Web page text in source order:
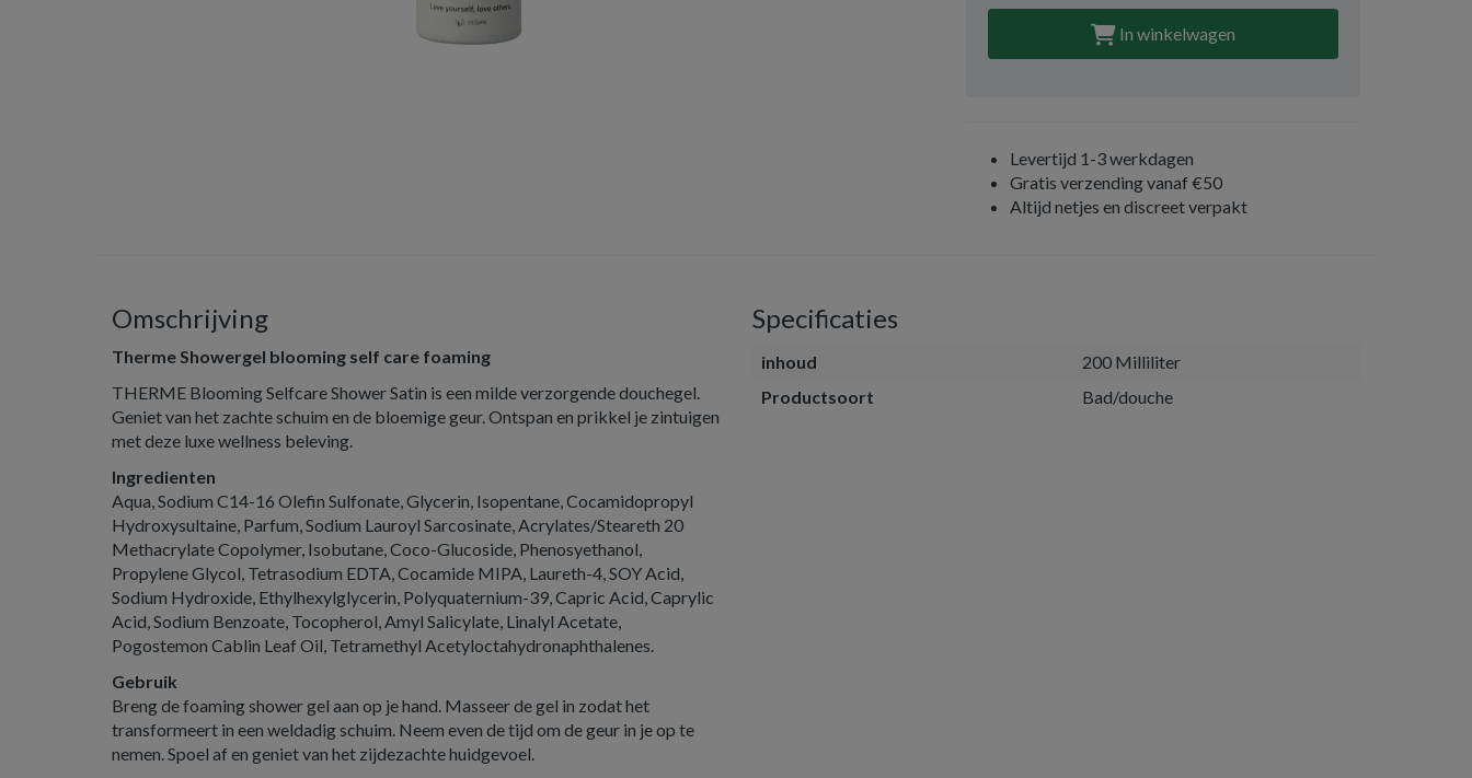
In winkelwagen
Levertijd 1-3 werkdagen
Gratis verzending vanaf €50
Altijd netjes en discreet verpakt
Omschrijving
Therme Showergel blooming self care foaming
THERME Blooming Selfcare Shower Satin is een milde verzorgende douchegel.
Geniet van het zachte schuim en de bloemige geur. Ontspan en prikkel je zintuigen
met deze luxe wellness beleving.
Ingredienten
Aqua, Sodium C14-16 Olefin Sulfonate, Glycerin, Isopentane, Cocamidopropyl
Hydroxysultaine, Parfum, Sodium Lauroyl Sarcosinate, Acrylates/Steareth 20
Methacrylate Copolymer, Isobutane, Coco-Glucoside, Phenosyethanol,
Propylene Glycol, Tetrasodium EDTA, Cocamide MIPA, Laureth-4, SOY Acid,
Sodium Hydroxide, Ethylhexylglycerin, Polyquaternium-39, Capric Acid, Caprylic
Acid, Sodium Benzoate, Tocopherol, Amyl Salicylate, Linalyl Acetate,
Pogostemon Cablin Leaf Oil, Tetramethyl Acetyloctahydronaphthalenes.
Gebruik
Breng de foaming shower gel aan op je hand. Masseer de gel in zodat het
transformeert in een weldadig schuim. Neem even de tijd om de geur in je op te
nemen. Spoel af en geniet van het zijdezachte huidgevoel.
Specificaties
inhoud
200 Milliliter
Productsoort
Bad/douche